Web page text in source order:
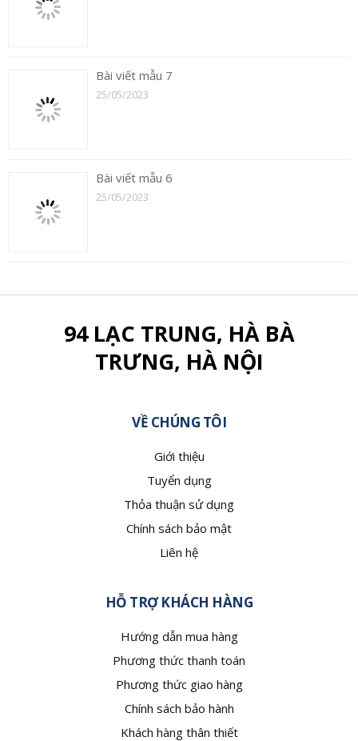
Bài viết mẫu 7
25/05/2023
Bài viết mẫu 6
25/05/2023
94 LẠC TRUNG, HÀ BÀ
TRƯNG, HÀ NỘI
VỀ CHÚNG TÔI
Giới thiệu
Tuyển dụng
Thỏa thuận sử dụng
Chính sách bảo mật
Liên hệ
HỖ TRỢ KHÁCH HÀNG
Hướng dẫn mua hàng
Phương thức thanh toán
Phương thức giao hàng
Chính sách bảo hành
Khách hàng thân thiết